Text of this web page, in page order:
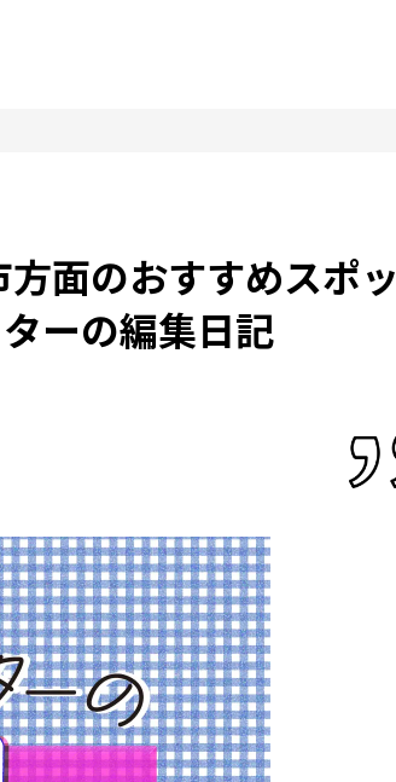
面のおすすめスポッ
ーの編集日記